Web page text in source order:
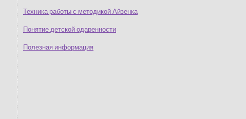
Техника работы с методикой Айзенка
Понятие детской одаренности
Полезная информация